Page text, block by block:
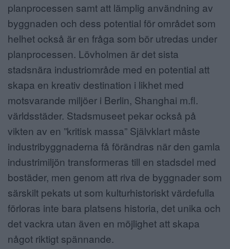
planprocessen samt att lämplig användning av
byggnaden och dess potential för området som
helhet också är en fråga som bör utredas under
planprocessen. Lövholmen är det sista
stadsnära industriområde med en potential att
skapa en kreativ destination i likhet med
motsvarande miljöer i Berlin, Shanghai m.fl.
världsstäder. Stadsmuseet pekar också på
vikten av en ”kritisk massa” Självklart måste
industribyggnaderna få förändras när den gamla
industrimiljön transformeras till en stadsdel med
bostäder, men genom att riva de byggnader som
särskilt pekats ut som kulturhistoriskt värdefulla
förloras inte bara platsens historia, det unika och
det vackra utan även en möjlighet att skapa
något riktigt spännande.